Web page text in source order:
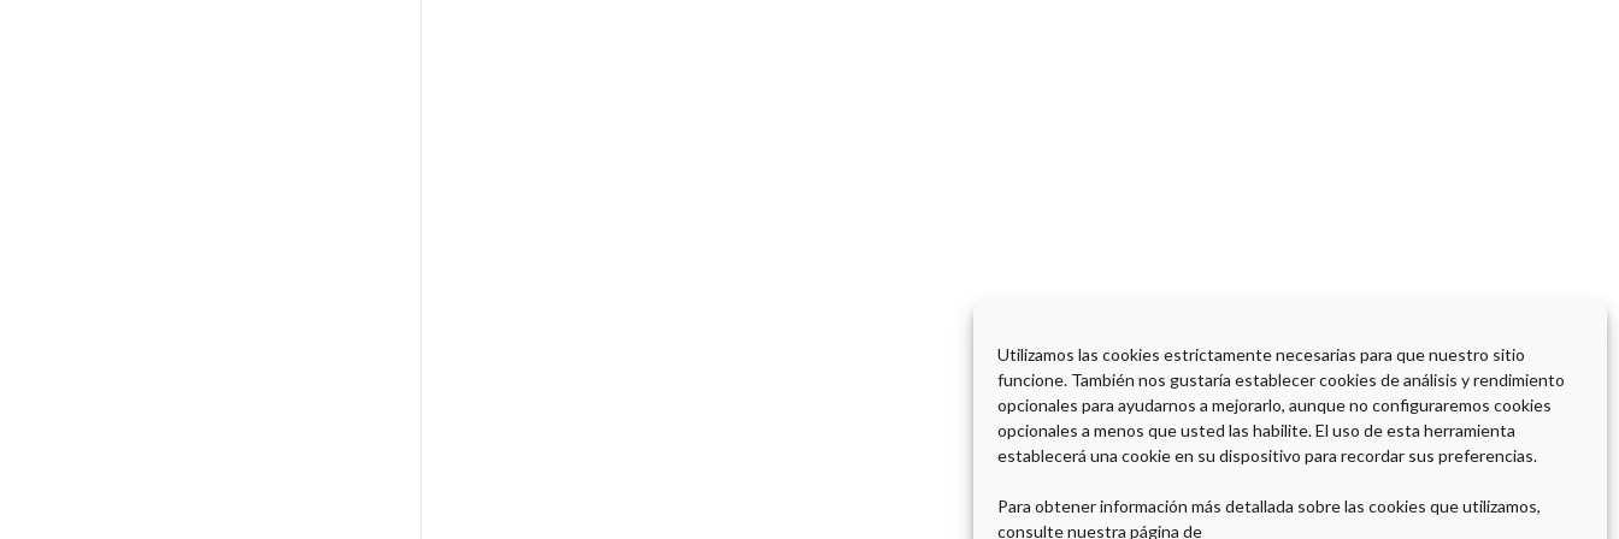
Utilizamos las cookies estrictamente necesarias para que nuestro sitio
funcione. También nos gustaría establecer cookies de análisis y rendimiento
opcionales para ayudarnos a mejorarlo, aunque no configuraremos cookies
opcionales a menos que usted las habilite. El uso de esta herramienta
establecerá una cookie en su dispositivo para recordar sus preferencias.
Para obtener información más detallada sobre las cookies que utilizamos,
consulte nuestra página de